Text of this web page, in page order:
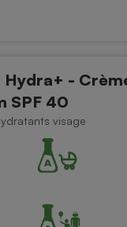
Hydra+ -
SPF 40
visage